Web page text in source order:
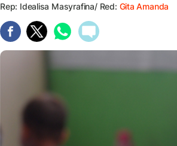
Rep: Idealisa Masyrafina/ Red: Gita Amanda